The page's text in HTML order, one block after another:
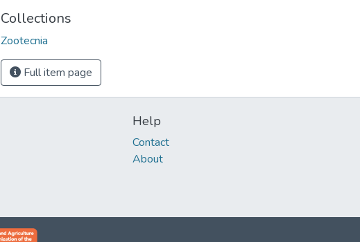
Collections
Zootecnia
Full item page
Help
Contact
About